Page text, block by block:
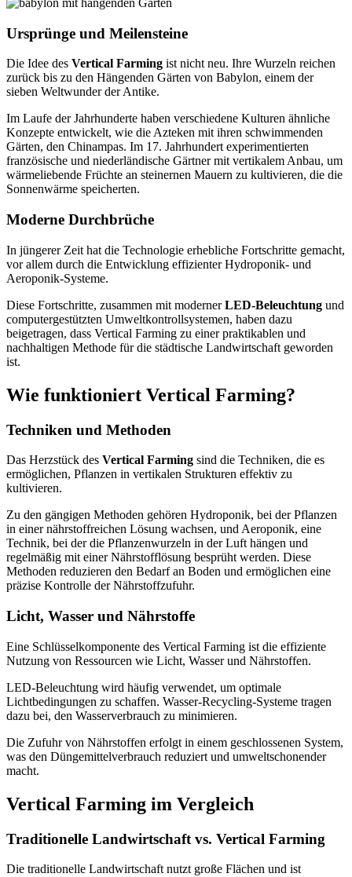
Ursprünge und Meilensteine
Die Idee des Vertical Farming ist nicht neu. Ihre Wurzeln reichen
zurück bis zu den Hängenden Gärten von Babylon, einem der
sieben Weltwunder der Antike.
Im Laufe der Jahrhunderte haben verschiedene Kulturen ähnliche
Konzepte entwickelt, wie die Azteken mit ihren schwimmenden
Gärten, den Chinampas. Im 17. Jahrhundert experimentierten
französische und niederländische Gärtner mit vertikalem Anbau, um
wärmeliebende Früchte an steinernen Mauern zu kultivieren, die die
Sonnenwärme speicherten.
Moderne Durchbrüche
In jüngerer Zeit hat die Technologie erhebliche Fortschritte gemacht,
vor allem durch die Entwicklung effizienter Hydroponik- und
Aeroponik-Systeme.
Diese Fortschritte, zusammen mit modernerLED-Beleuchtung und
computergestützten Umweltkontrollsystemen, haben dazu
beigetragen, dass Vertical Farming zu einer praktikablen und
nachhaltigen Methode für die städtische Landwirtschaft geworden
ist.
Wie funktioniert Vertical Farming?
Techniken und Methoden
Das Herzstück des Vertical Farming sind die Techniken, die es
ermöglichen, Pflanzen in vertikalen Strukturen effektiv zu
kultivieren.
Zu den gängigen Methoden gehören Hydroponik, bei der Pflanzen
in einer nährstoffreichen Lösung wachsen, und Aeroponik, eine
Technik, bei der die Pflanzenwurzeln in der Luft hängen und
regelmäßig mit einer Nährstofflösung besprüht werden. Diese
Methoden reduzieren den Bedarf an Boden und ermöglichen eine
präzise Kontrolle der Nährstoffzufuhr.
Licht, Wasser und Nährstoffe
Eine Schlüsselkomponente des Vertical Farming ist die effiziente
Nutzung von Ressourcen wie Licht, Wasser und Nährstoffen.
LED-Beleuchtung wird häufig verwendet, um optimale
Lichtbedingungen zu schaffen. Wasser-Recycling-Systeme tragen
dazu bei, den Wasserverbrauch zu minimieren.
Die Zufuhr von Nährstoffen erfolgt in einem geschlossenen System,
was den Düngemittelverbrauch reduziert und umweltschonender
macht.
Vertical Farming im Vergleich
Traditionelle Landwirtschaft vs. Vertical Farming
Die traditionelle Landwirtschaft nutzt große Flächen und ist